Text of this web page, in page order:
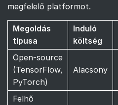
megfelelő platformot.
Megoldás
típusa
Induló
költség
Open-source
(TensorFlow,
PyTorch)
Alacsony
Felhő